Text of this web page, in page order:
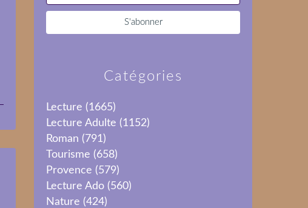
Catégories
Lecture (1665)
Lecture Adulte (1152)
Roman (791)
Tourisme (658)
Provence (579)
Lecture Ado (560)
Nature (424)